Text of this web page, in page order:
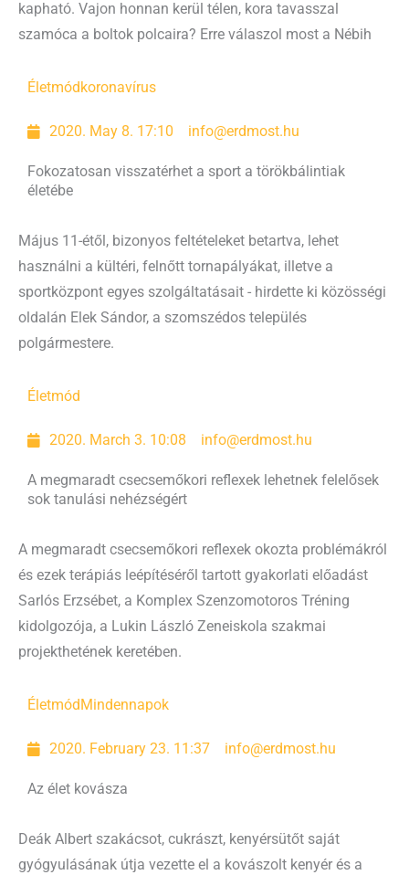
kapható. Vajon honnan kerül télen, kora tavasszal
szamóca a boltok polcaira? Erre válaszol most a Nébih
Életmód koronavírus
2020. May 8. 17:10 info@erdmost.hu
Fokozatosan visszatérhet a sport a törökbálintiak
életébe
Május 11-étől, bizonyos feltételeket betartva, lehet
használni a kültéri, felnőtt tornapályákat, illetve a
sportközpont egyes szolgáltatásait - hirdette ki közösségi
oldalán Elek Sándor, a szomszédos település
polgármestere.
Életmód
2020. March 3. 10:08 info@erdmost.hu
A megmaradt csecsemőkori reflexek lehetnek felelősek
sok tanulási nehézségért
A megmaradt csecsemőkori reflexek okozta problémákról
és ezek terápiás leépítéséről tartott gyakorlati előadást
Sarlós Erzsébet, a Komplex Szenzomotoros Tréning
kidolgozója, a Lukin László Zeneiskola szakmai
projekthetének keretében.
Életmód Mindennapok
2020. February 23. 11:37 info@erdmost.hu
Az élet kovásza
Deák Albert szakácsot, cukrászt, kenyérsütőt saját
gyógyulásának útja vezette el a kovászolt kenyér és a